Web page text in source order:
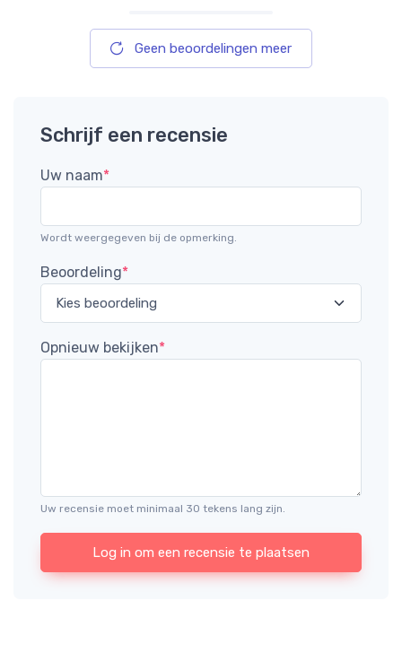
Geen beoordelingen meer
Schrijf een recensie
Uw naam*
Wordt weergegeven bij de opmerking.
Beoordeling*
Opnieuw bekijken*
Uw recensie moet minimaal 30 tekens lang zijn.
Log in om een recensie te plaatsen